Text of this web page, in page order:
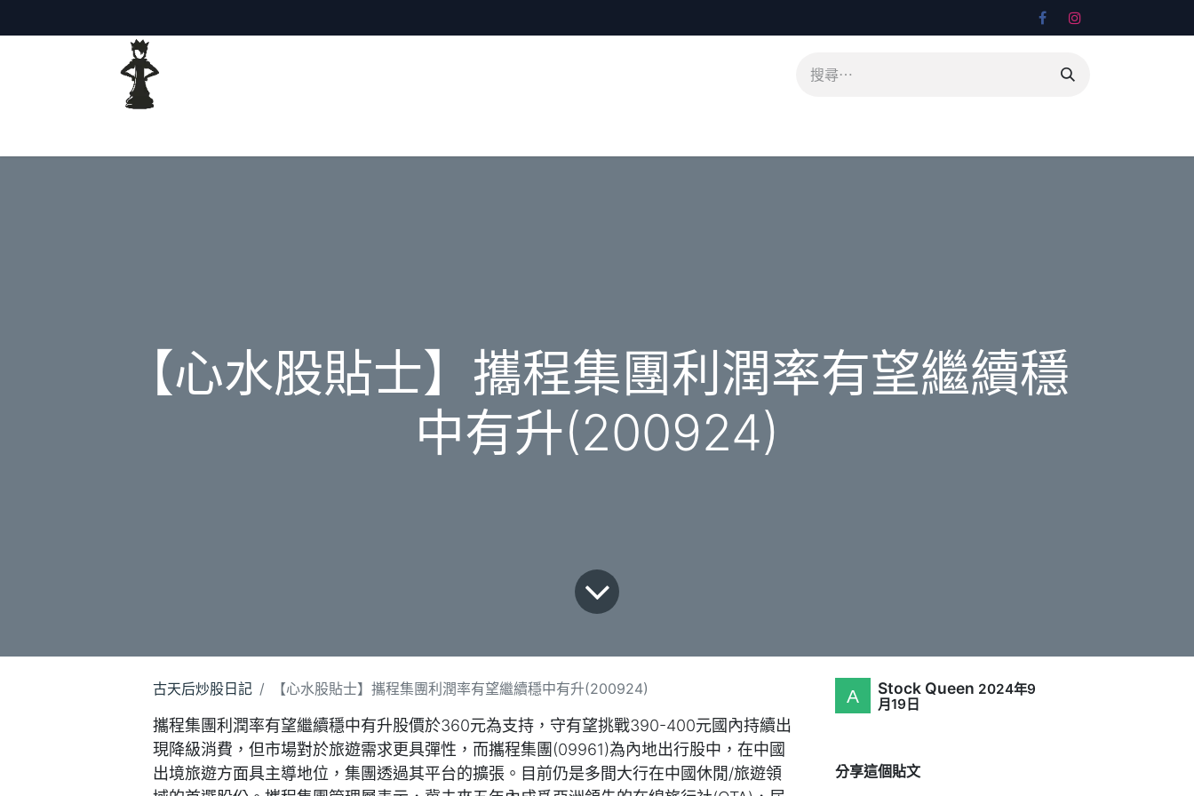
【心水股貼士】攜程集團利潤率有望繼續穩
中有升(200924)
古天后炒股日記 【心水股貼士】攜程集團利潤率有望繼續穩中有升(200924)
攜程集團利潤率有望繼續穩中有升股價於360元為支持，守有望挑戰390-400元國內持續出
現降級消費，但市場對於旅遊需求更具彈性，而攜程集團(09961)為內地出行股中，在中國
出境旅遊方面具主導地位，集團透過其平台的擴張。目前仍是多間大行在中國休閒/旅遊領
Stock Queen 2024年9
月19日
分享這個貼文